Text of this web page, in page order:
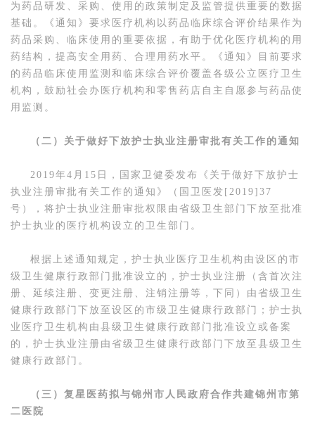
为药品研发、采购、使用的政策制定及监管提供重要的数据
基础。《通知》要求医疗机构以药品临床综合评价结果作为
药品采购、临床使用的重要依据，有助于优化医疗机构的用
药结构，提高安全用药、合理用药水平。《通知》目前要求
的药品临床使用监测和临床综合评价覆盖各级公立医疗卫生
机构，鼓励社会办医疗机构和零售药店自主自愿参与药品使
用监测。
（二）关于做好下放护士执业注册审批有关工作的通知
2019年4月15日，国家卫健委发布《关于做好下放护士
执业注册审批有关工作的通知》（国卫医发[2019]37
号），将护士执业注册审批权限由省级卫生部门下放至批准
护士执业的医疗机构设立的卫生部门。
根据上述通知规定，护士执业医疗卫生机构由设区的市
级卫生健康行政部门批准设立的，护士执业注册（含首次注
册、延续注册、变更注册、注销注册等，下同）由省级卫生
健康行政部门下放至设区的市级卫生健康行政部门；护士执
业医疗卫生机构由县级卫生健康行政部门批准设立或备案
的，护士执业注册由省级卫生健康行政部门下放至县级卫生
健康行政部门。
（三）复星医药拟与锦州市人民政府合作共建锦州市第
二医院